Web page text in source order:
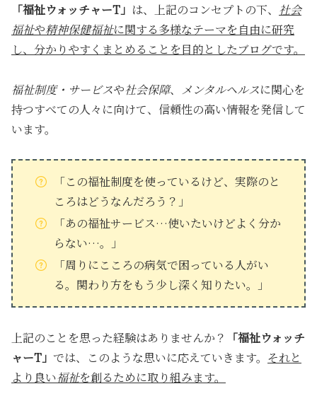
「福祉ウォッチャーT」 は、上記のコンセプトの下、 社会
福祉や精神保健福祉に関する多様なテーマを自由に研究
し、分かりやすくまとめることを目的としたブログです。
福祉制度・サービスや社会保障、 メンタルヘルスに関心を
持つすべての人々に向けて、信頼性の高い情報を発信して
います。
「この福祉制度を使っているけど、実際のと
ころはどうなんだろう？」
「あの福祉サービス…使いたいけどよく分か
らない…。」
「周りにこころの病気で困っている人がい
る。関わり方をもう少し深く知りたい。」
上記のことを思った経験はありませんか？
「福祉ウォッチ
ャーT」 では、このような思いに応えていきます。 それと
より良い福祉を創るために取り組みます。